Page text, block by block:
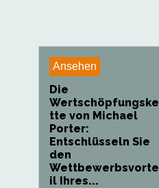
Ansehen
Die
Wertschöpfungske
tte von Michael
Porter:
Entschlüsseln Sie
den
Wettbewerbsvorte
il Ihres...